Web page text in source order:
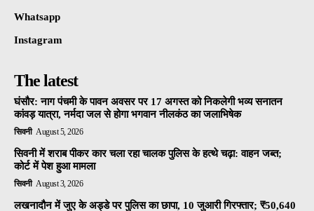
Whatsapp
Instagram
The latest
घंसौर: नाग पंचमी के पावन अवसर पर 17 अगस्त को निकलेगी भव्य सनातन
कांवड़ यात्रा, नर्मदा जल से होगा भगवान नीलकंठ का जलाभिषेक
सिवनी August 5, 2026
सिवनी में शराब पीकर कार चला रहा चालक पुलिस के हत्थे चढ़ा: वाहन जब्त;
कोर्ट में पेश हुआ मामला
सिवनी August 3, 2026
लखनादौन में जुए के अड्डे पर पुलिस का छापा, 10 जुआरी गिरफ्तार; ₹50,640